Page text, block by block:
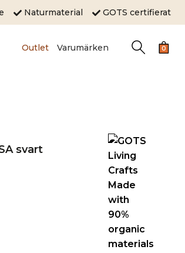
Naturmaterial GOTS certifierat
Outlet Varumärken 0
svart